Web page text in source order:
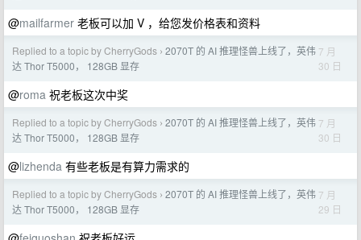
@mailfarmer 老板可以加 V ，给您发价格表和资料
Replied to a topic by CherryGods › 2070T 的 AI 推理怪兽上线了，英伟
达 Thor T5000， 128GB 显存
7 月
30 日
@roma 祝老板这次中奖
Replied to a topic by CherryGods › 2070T 的 AI 推理怪兽上线了，英伟
达 Thor T5000， 128GB 显存
7 月
30 日
@lizhenda 有些老板是有算力需求的
Replied to a topic by CherryGods › 2070T 的 AI 推理怪兽上线了，英伟
达 Thor T5000， 128GB 显存
7 月
29 日